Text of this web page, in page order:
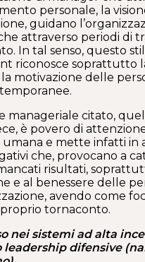
personale, la
guidano
attraverso periodi di
In tal senso, questo
riconosce soprattutto
motivazione delle
manageriale citato,
è povero di
umana e mette infatti in
che, provocano a
risultati,
e al benessere delle
avendo come
tornaconto.
nei sistemi ad alta
leadership difensive